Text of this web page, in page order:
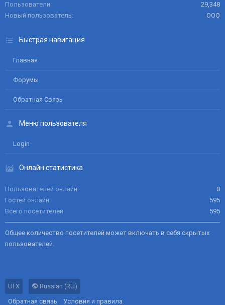
Пользователи
29,348
Новый пользователь
ООО
Быстрая навигация
Главная
Форумы
Обратная Связь
Меню пользователя
Login
Онлайн статистика
Пользователей онлайн
0
Гостей онлайн
595
Всего посетителей
595
Общее количество посетителей может включать в себя скрытых
пользователей.
UI.X
Russian (RU)
Обратная связь
Условия и правила